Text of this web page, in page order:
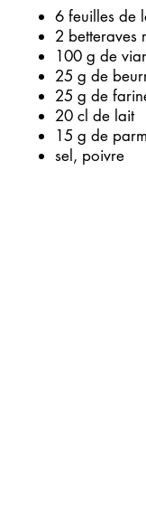
6 feuilles de
2 betteraves
100 g de
25 g de
25 g de
20 cl de lait
15 g de
sel, poivre